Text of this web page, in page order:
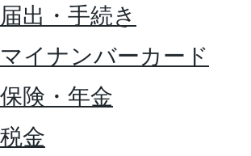
届出・手続き
マイナンバーカード
保険・年金
税金